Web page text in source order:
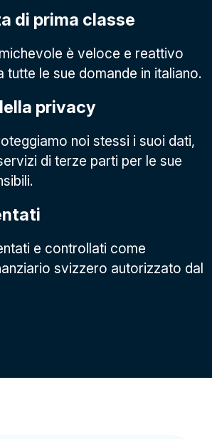
di prima classe
è veloce e reattivo
tutte le sue domande in italiano.
privacy
noi stessi i suoi dati,
di terze parti per le sue
e controllati come
svizzero autorizzato dal